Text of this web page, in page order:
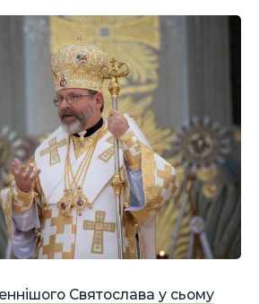
Святослава у сьому